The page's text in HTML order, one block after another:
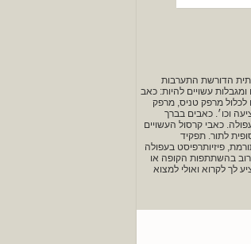
הדורשת התערבות
ומגבלות עשויים להיות: כאב
לכלול מרפק טניס, מרפק
וכו׳. כאבים בברך
כאבי קרסול העשויים
לתור. תפקיד
פיזיותרפיסט בעפולה
בהשתתפות הקופה או
אני מציע לך לקרוא ואולי למצוא